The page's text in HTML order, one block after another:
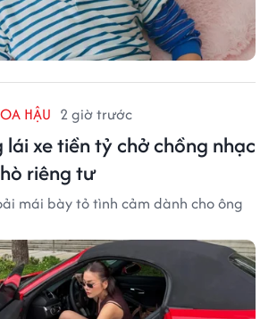
HẬU 2 giờ trước
lái xe tiền tỷ chở chồng nhạc
riêng tư
mái bày tỏ tình cảm dành cho ông